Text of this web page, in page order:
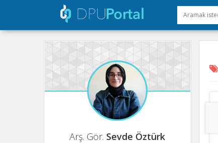
Arş. Gör. Sevde Öztürk